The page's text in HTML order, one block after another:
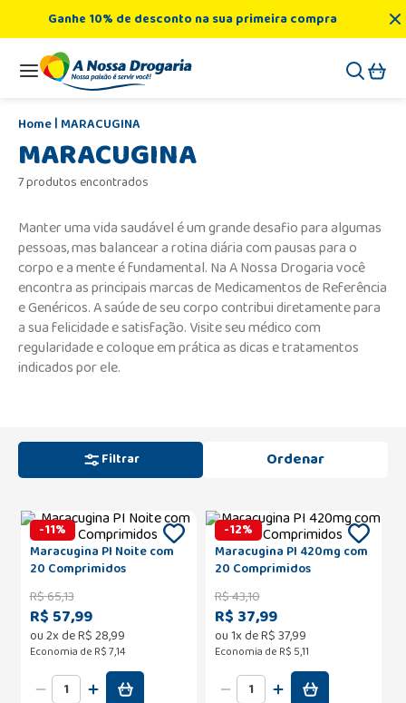
Ganhe 10% de desconto na sua primeira compra
MARACUGINA
MARACUGINA
7 produtos encontrados
Manter uma vida saudável é um grande desafio para algumas
pessoas, mas balancear a rotina diária com pausas para o
corpo e a mente é fundamental. Na A Nossa Drogaria você
encontra as principais marcas de Medicamentos de Referência
e Genéricos. A saúde de seu corpo contribui diretamente para
a sua felicidade e satisfação. Visite seu médico com
regularidade e coloque em prática as dicas e tratamentos
indicados por ele.
Filtrar
-11%
Maracugina PI Noite com
20 Comprimidos
R$65,13
R$ 57,99
ou2x deR$28,99
Economia de R$ 7,14
-12%
Maracugina PI 420mg com
20 Comprimidos
R$43,10
R$ 37,99
ou1x deR$37,99
Economia de R$ 5,11